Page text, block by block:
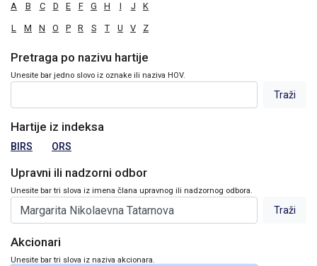
A B C D E F G H I J K
L M N O P R S T U V Z
Pretraga po nazivu hartije
Unesite bar jedno slovo iz oznake ili naziva HOV.
Hartije iz indeksa
BIRS ORS
Upravni ili nadzorni odbor
Unesite bar tri slova iz imena člana upravnog ili nadzornog odbora.
Akcionari
Unesite bar tri slova iz naziva akcionara.